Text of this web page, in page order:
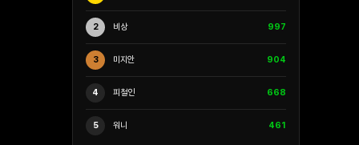
2 비상 997
3 미지안 904
4 피철인 668
5 워니 461